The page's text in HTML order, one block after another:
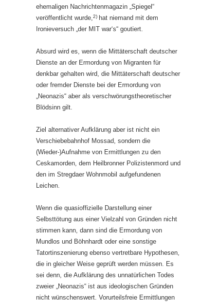
ehemaligen Nachrichtenmagazin „Spiegel“
veröffentlicht wurde,2) hat niemand mit dem
Ironieversuch „der MIT war‘s“ goutiert.
Absurd wird es, wenn die Mittäterschaft deutscher
Dienste an der Ermordung von Migranten für
denkbar gehalten wird, die Mittäterschaft deutscher
oder fremder Dienste bei der Ermordung von
„Neonazis“ aber als verschwörungstheoretischer
Blödsinn gilt.
Ziel alternativer Aufklärung aber ist nicht ein
Verschiebebahnhof Mossad, sondern die
(Wieder-)Aufnahme von Ermittlungen zu den
Ceskamorden, dem Heilbronner Polizistenmord und
den im Stregdaer Wohnmobil aufgefundenen
Leichen.
Wenn die quasioffizielle Darstellung einer
Selbsttötung aus einer Vielzahl von Gründen nicht
stimmen kann, dann sind die Ermordung von
Mundlos und Böhnhardt oder eine sonstige
Tatortinszenierung ebenso vertretbare Hypothesen,
die in gleicher Weise geprüft werden müssen. Es
sei denn, die Aufklärung des unnatürlichen Todes
zweier „Neonazis“ ist aus ideologischen Gründen
nicht wünschenswert. Vorurteilsfreie Ermittlungen